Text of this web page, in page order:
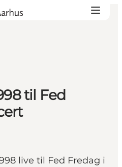
til Fed
live til Fed Fredag i